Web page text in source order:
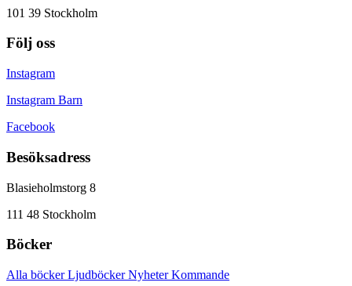
101 39 Stockholm
Följ oss
Instagram
Instagram Barn
Facebook
Besöksadress
Blasieholmstorg 8
111 48 Stockholm
Böcker
Alla böckerLjudböckerNyheterKommande